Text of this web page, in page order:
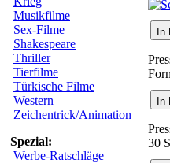
Musikfilme
Sex-Filme
Shakespeare
Thriller
Tierfilme
Türkische Filme
Western
Zeichentrick/Animation
Spezial:
Werbe-Ratschläge
In
In
30